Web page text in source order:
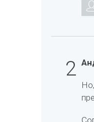
2